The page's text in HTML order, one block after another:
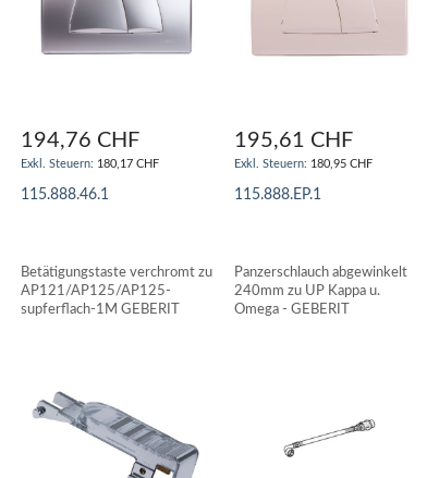
194,76 CHF
180,17 CHF
115.888.46.1
195,61 CHF
180,95 CHF
115.888.EP.1
Betätigungstaste verchromt zu
AP121/AP125/AP125-
supferflach-1M GEBERIT
Panzerschlauch abgewinkelt
240mm zu UP Kappa u.
Omega - GEBERIT